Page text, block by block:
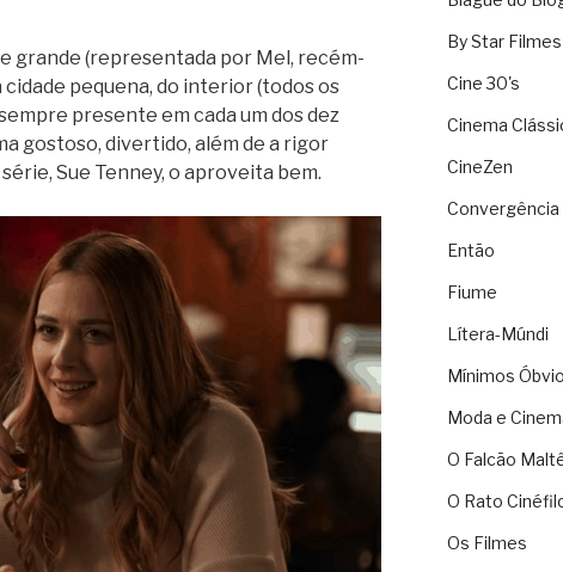
grande (representada por Mel, recém-
cidade pequena, do interior (todos os
presente em cada um dos dez
gostoso, divertido, além de a rigor
Sue Tenney, o aproveita bem.
By Star Filmes
Cine 30's
Cinema
CineZen
Convergência
Então
Fiume
Lítera-Múndi
Mínimos
Moda e
O Falcão
O Rato
Os Filmes